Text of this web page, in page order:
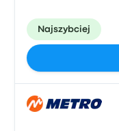
Najszybciej